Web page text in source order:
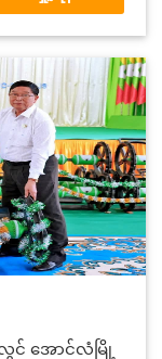
လွင် အောင်လံမြို့